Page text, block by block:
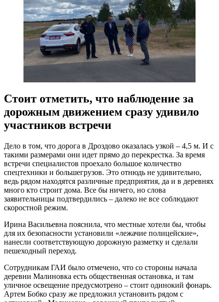
Стоит отметить, что наблюдение за
дорожным движением сразу удивило
участников встречи
Дело в том, что дорога в Дроздово оказалась узкой – 4,5 м. И с
такими размерами они идет прямо до перекрестка. За время
встречи специалистов проехало большое количество
спецтехники и большегрузов. Это отнюдь не удивительно,
ведь рядом находятся различные предприятия, да и в деревнях
много кто строит дома. Все бы ничего, но слова
заявительницы подтвердились – далеко не все соблюдают
скоростной режим.
Ирина Васильевна пояснила, что местные хотели бы, чтобы
для их безопасности установили «лежачие полицейские»,
нанесли соответствующую дорожную разметку и сделали
пешеходный переход.
Сотрудникам ГАИ было отмечено, что со стороны начала
деревни Малиновка есть общественная остановка, и там
уличное освещение предусмотрено – стоит одинокий фонарь.
Артем Бобко сразу же предложил установить рядом с